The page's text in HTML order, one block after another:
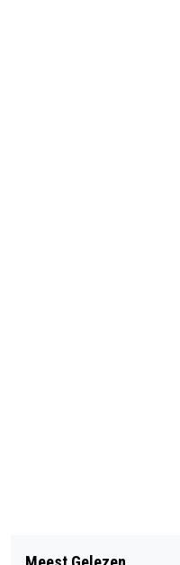
DRONKEN